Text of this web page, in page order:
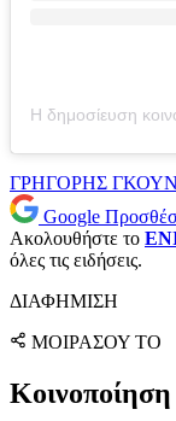
ΓΡΗΓΟΡΗΣ
Google
Ακολουθήστε το
όλες τις ειδήσεις.
ΔΙΑΦΗΜΙΣΗ
ΜΟΙΡΑΣΟΥ ΤΟ